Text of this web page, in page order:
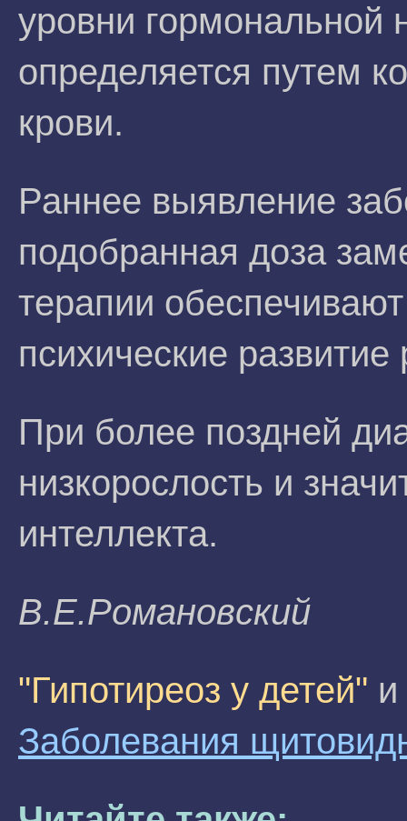
уровни гормональной
определяется путем
крови.
Раннее выявление
подобранная доза
терапии
психические развитие
При более поздней
низкорослость и
интеллекта.
B.E.Poмaнoвcкий
"Гипотиреоз у детей" и
Заболевания